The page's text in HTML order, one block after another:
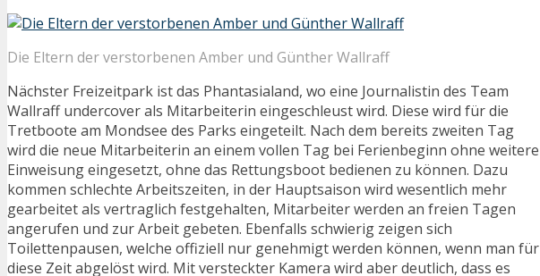
Die Eltern der verstorbenen Amber und Günther Wallraff
Nächster Freizeitpark ist das Phantasialand, wo eine Journalistin des Team
Wallraff undercover als Mitarbeiterin eingeschleust wird. Diese wird für die
Tretboote am Mondsee des Parks eingeteilt. Nach dem bereits zweiten Tag
wird die neue Mitarbeiterin an einem vollen Tag bei Ferienbeginn ohne weitere
Einweisung eingesetzt, ohne das Rettungsboot bedienen zu können. Dazu
kommen schlechte Arbeitszeiten, in der Hauptsaison wird wesentlich mehr
gearbeitet als vertraglich festgehalten, Mitarbeiter werden an freien Tagen
angerufen und zur Arbeit gebeten. Ebenfalls schwierig zeigen sich
Toilettenpausen, welche offiziell nur genehmigt werden können, wenn man für
diese Zeit abgelöst wird. Mit versteckter Kamera wird aber deutlich, dass es